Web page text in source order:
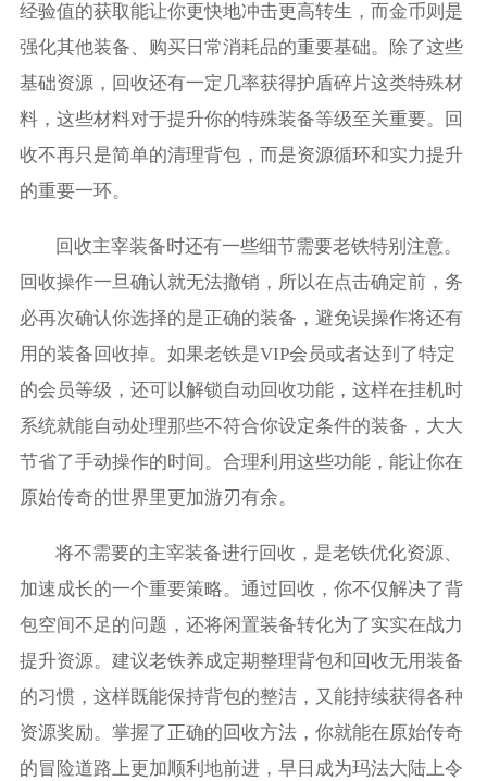
经验值的获取能让你更快地冲击更高转生，而金币则是
强化其他装备、购买日常消耗品的重要基础。除了这些
基础资源，回收还有一定几率获得护盾碎片这类特殊材
料，这些材料对于提升你的特殊装备等级至关重要。回
收不再只是简单的清理背包，而是资源循环和实力提升
的重要一环。
回收主宰装备时还有一些细节需要老铁特别注意。
回收操作一旦确认就无法撤销，所以在点击确定前，务
必再次确认你选择的是正确的装备，避免误操作将还有
用的装备回收掉。如果老铁是VIP会员或者达到了特定
的会员等级，还可以解锁自动回收功能，这样在挂机时
系统就能自动处理那些不符合你设定条件的装备，大大
节省了手动操作的时间。合理利用这些功能，能让你在
原始传奇的世界里更加游刃有余。
将不需要的主宰装备进行回收，是老铁优化资源、
加速成长的一个重要策略。通过回收，你不仅解决了背
包空间不足的问题，还将闲置装备转化为了实实在战力
提升资源。建议老铁养成定期整理背包和回收无用装备
的习惯，这样既能保持背包的整洁，又能持续获得各种
资源奖励。掌握了正确的回收方法，你就能在原始传奇
的冒险道路上更加顺利地前进，早日成为玛法大陆上令